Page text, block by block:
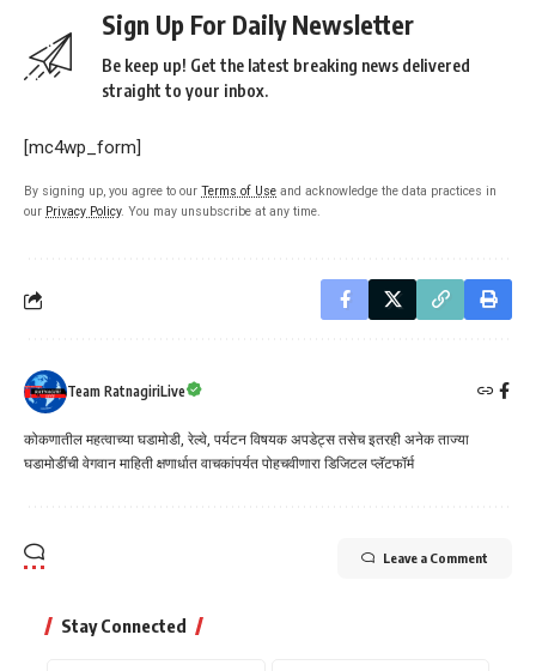
Sign Up For Daily Newsletter
Be keep up! Get the latest breaking news delivered
straight to your inbox.
[mc4wp_form]
By signing up, you agree to our Terms of Use and acknowledge the data practices in
our Privacy Policy. You may unsubscribe at any time.
Team RatnagiriLive
कोकणातील महत्वाच्या घडामोडी, रेल्वे, पर्यटन विषयक अपडेट्स तसेच इतरही अनेक ताज्या
घडामोडींची वेगवान माहिती क्षणार्धात वाचकांपर्यत पोहचवीणारा डिजिटल प्लॅटफॉर्म
Leave a Comment
Stay Connected